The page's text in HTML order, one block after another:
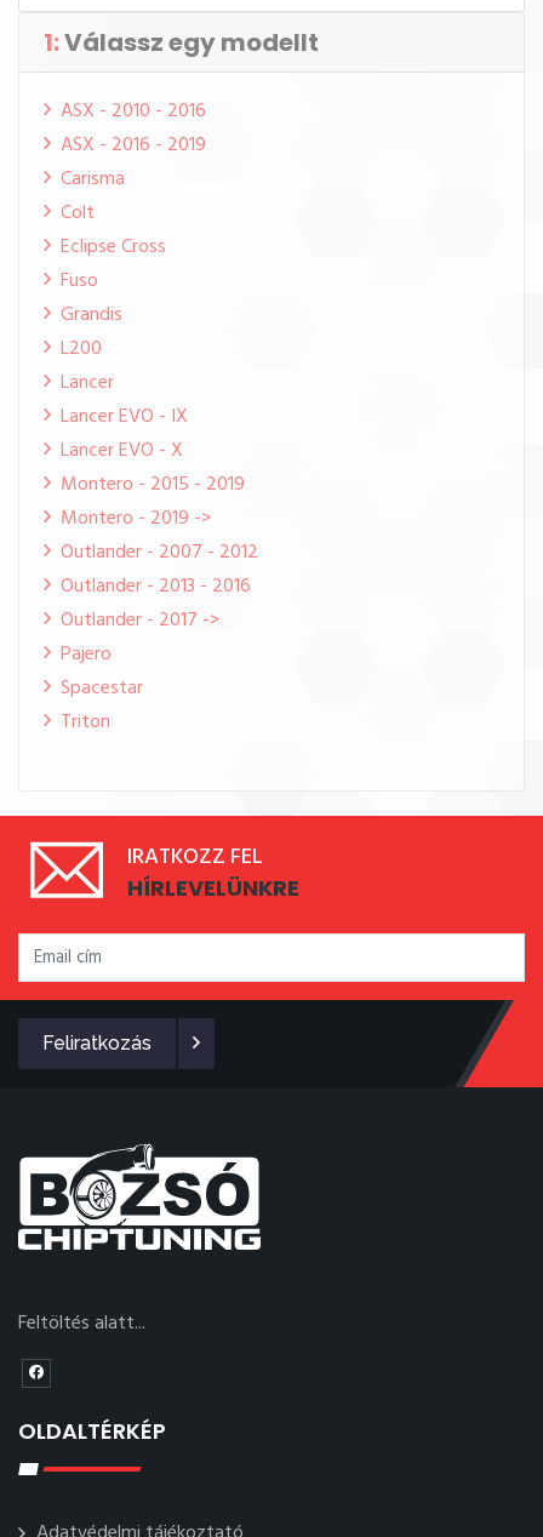
1:Válassz egy modellt
ASX - 2010 - 2016
ASX - 2016 - 2019
Carisma
Colt
Eclipse Cross
Fuso
Grandis
L200
Lancer
Lancer EVO - IX
Lancer EVO - X
Montero - 2015 - 2019
Montero - 2019 ->
Outlander - 2007 - 2012
Outlander - 2013 - 2016
Outlander - 2017 ->
Pajero
Spacestar
Triton
IRATKOZZ FEL
HÍRLEVELÜNKRE
Feliratkozás
Feltöltés alatt...
OLDALTÉRKÉP